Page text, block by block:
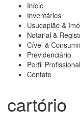
Início
Inventários
Usucapião &
Notarial &
Cível &
Previdenciário
Perfil Profissional
Contato
cartório